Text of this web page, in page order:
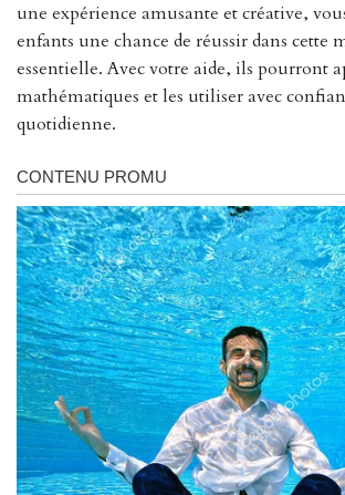
une expérience amusante et créative,
enfants une chance de réussir dans cette
essentielle. Avec votre aide, ils pourront
mathématiques et les utiliser avec
quotidienne.